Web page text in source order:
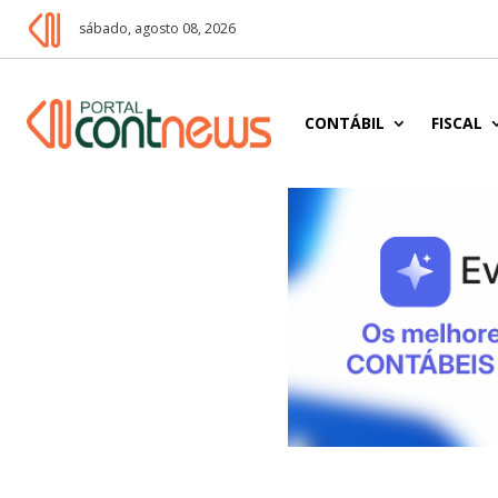
sábado, agosto 08, 2026
CONTÁBIL FISCAL